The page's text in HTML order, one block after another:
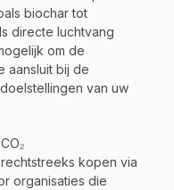
biochar tot
directe luchtvang
om de
aansluit bij de
van uw
kopen via
organisaties die